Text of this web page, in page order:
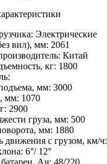
Электрические
вил), мм: 2061
Китай
кг: 1800
мм: 3000
мм: 1070
2900
груза, мм: 500
мм: 1880
движения с грузом, км/ч:
6°/ 12°